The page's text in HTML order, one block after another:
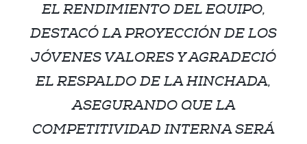
EL RENDIMIENTO DEL EQUIPO,
DESTACÓ LA PROYECCIÓN DE LOS
JÓVENES VALORES Y AGRADECIÓ
EL RESPALDO DE LA HINCHADA,
ASEGURANDO QUE LA
COMPETITIVIDAD INTERNA SERÁ